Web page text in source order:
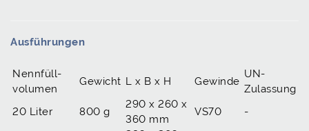
Ausführungen
Nennfüll­
volumen
Gewicht L x B x H Gewinde
UN-
Zulassung
20 Liter
800 g
290 x 260 x
360 mm
VS70 -